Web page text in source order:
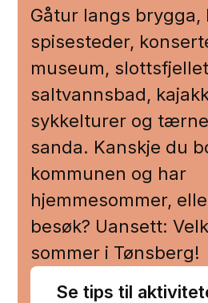
Gåtur langs brygga,
spisesteder,
museum,
saltvannsbad,
sykkelturer og
sanda. Kanskje du
kommunen og har
hjemmesommer,
besøk? Uansett:
sommer i Tønsberg!
Se tips til